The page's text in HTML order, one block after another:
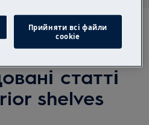
статті
shelves
Прийняти всі файли
сookie